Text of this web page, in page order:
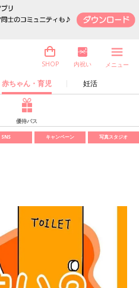
赤ちゃん・育児 妊活
SHOP 内祝い メニュー
優待パス
SNS キャンペーン 写真スタジオ